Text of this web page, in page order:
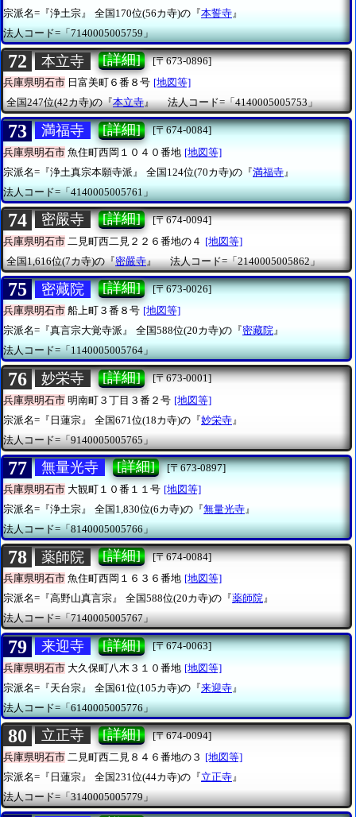
宗派名=『浄土宗』
全国170位(56カ寺)の『本誓寺 』
法人コード=「7140005005759」
72 本立寺 [詳細]
[〒673-0896]
兵庫県明石市 日富美町６番８号 [地図等]
全国247位(42カ寺)の『本立寺』 法人コード=「4140005005753」
73 満福寺 [詳細]
[〒674-0084]
兵庫県明石市 魚住町西岡１０４０番地 [地図等]
宗派名=『浄土真宗本願寺派』
全国124位(70カ寺)の『満福寺 』
法人コード=「4140005005761」
74 密嚴寺 [詳細]
[〒674-0094]
兵庫県明石市 二見町西二見２２６番地の４ [地図等]
全国1,616位(7カ寺)の『密嚴寺』 法人コード=「2140005005862」
75 密藏院 [詳細]
[〒673-0026]
兵庫県明石市 船上町３番８号 [地図等]
宗派名=『真言宗大覚寺派』
全国588位(20カ寺)の『密藏院』
法人コード=「1140005005764」
76 妙栄寺 [詳細]
[〒673-0001]
兵庫県明石市 明南町３丁目３番２号 [地図等]
宗派名=『日蓮宗』
全国671位(18カ寺)の『妙栄寺 』
法人コード=「9140005005765」
77 無量光寺 [詳細]
[〒673-0897]
兵庫県明石市 大観町１０番１１号 [地図等]
宗派名=『浄土宗』
全国1,830位(6カ寺)の『無量光寺 』
法人コード=「8140005005766」
78 薬師院 [詳細]
[〒674-0084]
兵庫県明石市 魚住町西岡１６３６番地 [地図等]
宗派名=『高野山真言宗』
全国588位(20カ寺)の『薬師院』
法人コード=「7140005005767」
79 来迎寺 [詳細]
[〒674-0063]
兵庫県明石市 大久保町八木３１０番地 [地図等]
宗派名=『天台宗』
全国61位(105カ寺)の『来迎寺 』
法人コード=「6140005005776」
80 立正寺 [詳細]
[〒674-0094]
兵庫県明石市 二見町西二見８４６番地の３ [地図等]
宗派名=『日蓮宗』
全国231位(44カ寺)の『立正寺 』
法人コード=「3140005005779」